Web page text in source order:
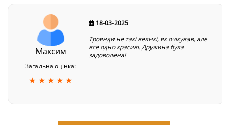
Максим
Загальна оцінка:
★ ★ ★ ★ ★
18-03-2025
Троянди не такі великі, як очікував, але
все одно красиві. Дружина була
задоволена!